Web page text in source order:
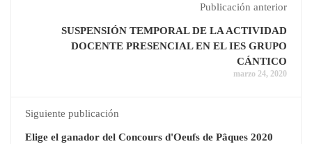
Publicación anterior
SUSPENSIÓN TEMPORAL DE LA ACTIVIDAD
DOCENTE PRESENCIAL EN EL IES GRUPO
CÁNTICO
marzo 24, 2020
Siguiente publicación
Elige el ganador del Concours d'Oeufs de Pâques 2020